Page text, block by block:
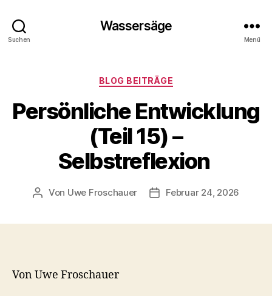
Suchen
Wassersäge
Menü
Kategorien
BLOG BEITRÄGE
Persönliche Entwicklung
(Teil 15) –
Selbstreflexion
Beitragsautor
Von Uwe Froschauer Beitragsdatum
Februar 24, 2026
Von Uwe Froschauer